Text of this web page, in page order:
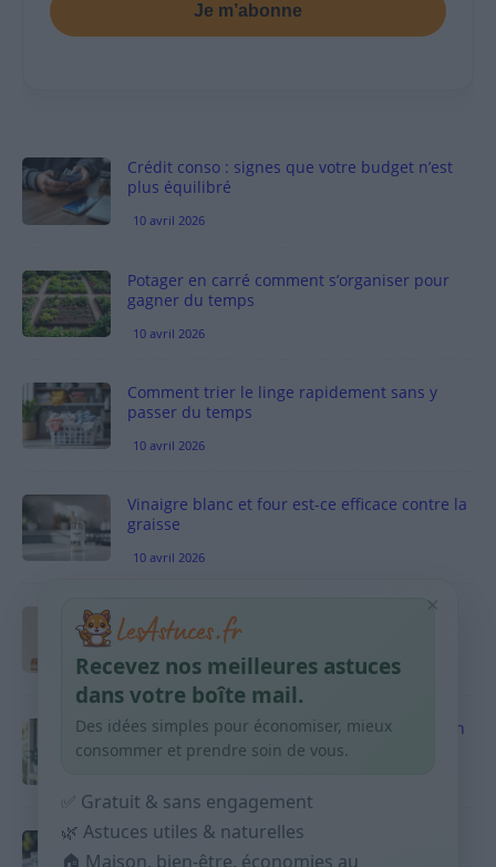
Je m’abonne
Crédit conso : signes que votre budget n’est
plus équilibré
10 avril 2026
Potager en carré comment s’organiser pour
gagner du temps
10 avril 2026
Comment trier le linge rapidement sans y
passer du temps
10 avril 2026
Vinaigre blanc et four est-ce efficace contre la
graisse
10 avril 2026
Taches pigmentaires : routine simple +
habitudes qui aident
9 avril 2026
Produits ménagers : comment économiser en
courses sans acheter 10 sprays
Budget mensuel : méthode rapide pour
répartir son salaire dès le jour de paie
×
Recevez nos meilleures astuces
dans votre boîte mail.
Des idées simples pour économiser, mieux
consommer et prendre soin de vous.
✅ Gratuit & sans engagement
🌿 Astuces utiles & naturelles
🏠 Maison, bien-être, économies au